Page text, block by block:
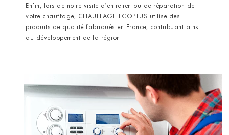
Enfin, lors de notre visite d’entretien ou de réparation de
votre chauffage, CHAUFFAGE ECOPLUS utilise des
produits de qualité fabriqués en France, contribuant ainsi
au développement de la région.